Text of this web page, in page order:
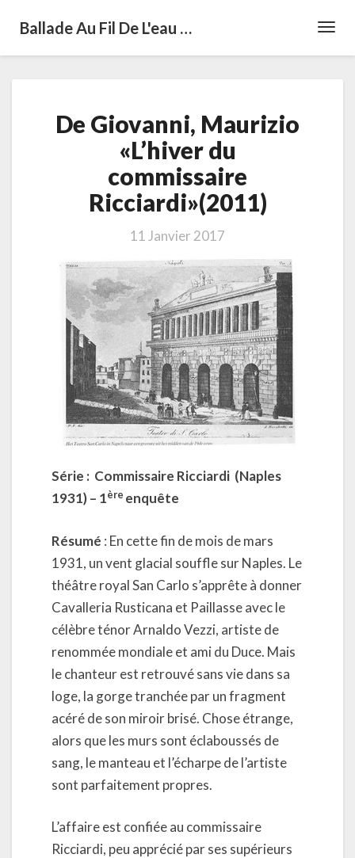
Ballade Au Fil De L'eau …
Giovanni,
Maurizio
«L’hiver
du
commissaire
Ricciardi»(2011)
De Giovanni, Maurizio
«L’hiver du
commissaire
Ricciardi»(2011)
11 Janvier 2017
Série : Commissaire Ricciardi (Naples
1931) – 1ère enquête
Résumé : En cette fin de mois de mars
1931, un vent glacial souffle sur Naples. Le
théâtre royal San Carlo s’apprête à donner
Cavalleria Rusticana et Paillasse avec le
célèbre ténor Arnaldo Vezzi, artiste de
renommée mondiale et ami du Duce. Mais
le chanteur est retrouvé sans vie dans sa
loge, la gorge tranchée par un fragment
acéré de son miroir brisé. Chose étrange,
alors que les murs sont éclaboussés de
sang, le manteau et l’écharpe de l’artiste
sont parfaitement propres.
L’affaire est confiée au commissaire
Ricciardi, peu apprécié par ses supérieurs